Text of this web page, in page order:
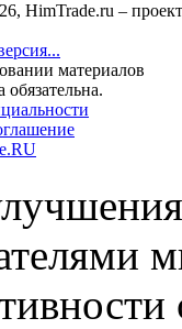
HimTrade.ru – проект
материалов